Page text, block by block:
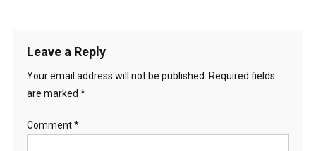
Leave a Reply
Your email address will not be published.
Required fields
are marked *
Comment*